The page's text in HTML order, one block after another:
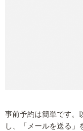
事前予約は簡単です。
し、「メールを送る」